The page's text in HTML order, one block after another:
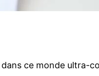
dans ce monde ultra-